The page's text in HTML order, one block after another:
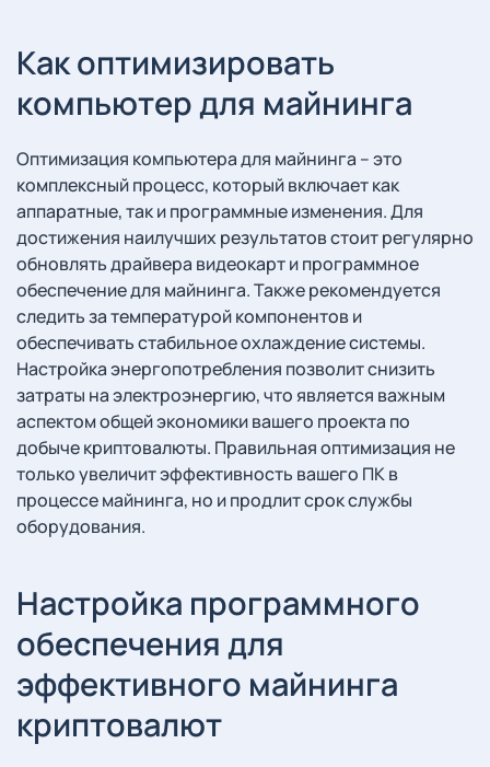
Как оптимизировать
компьютер для майнинга
Оптимизация компьютера для майнинга – это
комплексный процесс, который включает как
аппаратные, так и программные изменения. Для
достижения наилучших результатов стоит регулярно
обновлять драйвера видеокарт и программное
обеспечение для майнинга. Также рекомендуется
следить за температурой компонентов и
обеспечивать стабильное охлаждение системы.
Настройка энергопотребления позволит снизить
затраты на электроэнергию, что является важным
аспектом общей экономики вашего проекта по
добыче криптовалюты. Правильная оптимизация не
только увеличит эффективность вашего ПК в
процессе майнинга, но и продлит срок службы
оборудования.
Настройка программного
обеспечения для
эффективного майнинга
криптовалют